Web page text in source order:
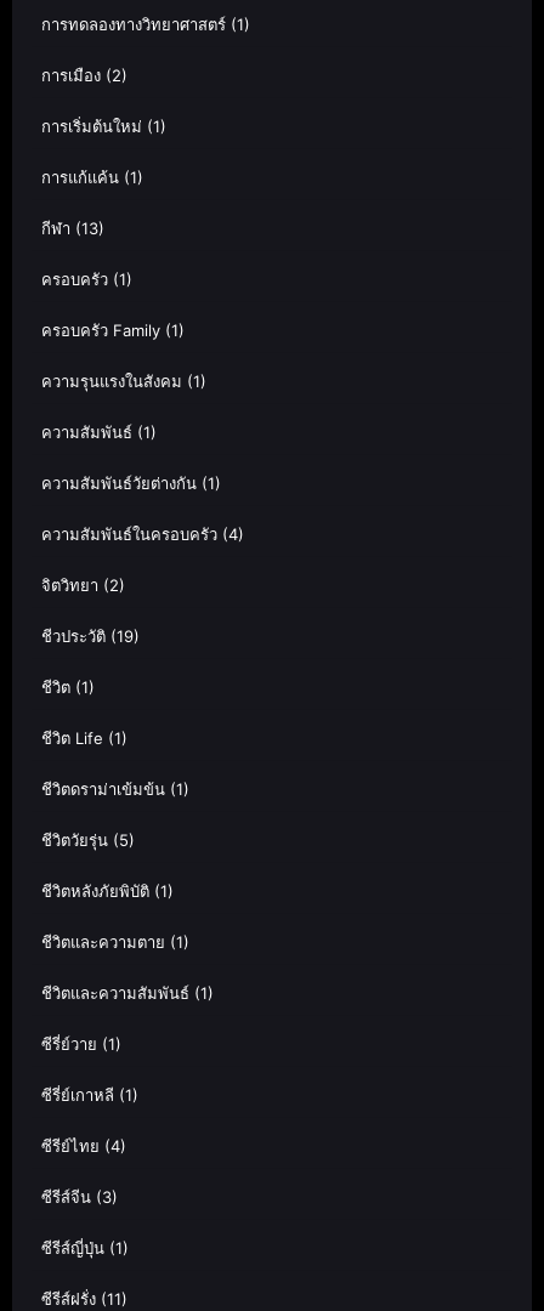
การทดลองทางวิทยาศาสตร์ (1)
การเมือง (2)
การเริ่มต้นใหม่ (1)
การแก้แค้น (1)
กีฬา (13)
ครอบครัว (1)
ครอบครัว Family (1)
ความรุนแรงในสังคม (1)
ความสัมพันธ์ (1)
ความสัมพันธ์วัยต่างกัน (1)
ความสัมพันธ์ในครอบครัว (4)
จิตวิทยา (2)
ชีวประวัติ (19)
ชีวิต (1)
ชีวิต Life (1)
ชีวิตดราม่าเข้มข้น (1)
ชีวิตวัยรุ่น (5)
ชีวิตหลังภัยพิบัติ (1)
ชีวิตและความตาย (1)
ชีวิตและความสัมพันธ์ (1)
ซีรี่ย์วาย (1)
ซีรี่ย์เกาหลี (1)
ซีรีย์ไทย (4)
ซีรีส์จีน (3)
ซีรีส์ญี่ปุ่น (1)
ซีรีส์ฝรั่ง (11)